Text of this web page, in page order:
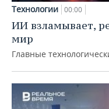
Технологии 00:00
ИИ взламывает,
мир
Главные